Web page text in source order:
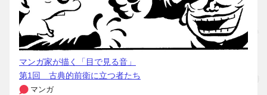
マンガ家が描く「目で見る音」
第1回 古典的前衛に立つ者たち
マンガ